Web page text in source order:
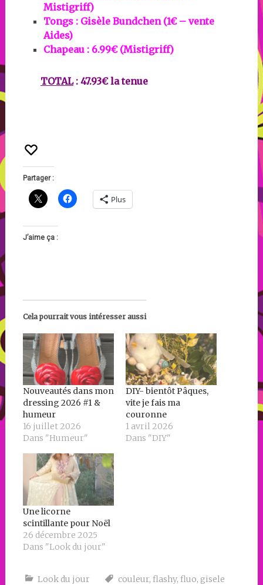
Mistigriff)
Tongs : Gisèle Bundchen (1€ – vente
Aides)
Chapeau : 6.99€ (Mistigriff)
TOTAL: 47.93€ la tenue
Partager :
Plus
J’aime ça :
Cela pourrait vous intéresser aussi
Nouveautés dans mon
dressing 2026 #1 &
humeur
16 juillet 2026
Dans "Humeur"
DIY- bientôt Pâques,
vite je fais ma
couronne
1 avril 2026
Dans "DIY"
Une licorne
scintillante pour Noël
26 décembre 2025
Dans "Look du jour"
Look du jour couleur, flashy, fluo, gisele